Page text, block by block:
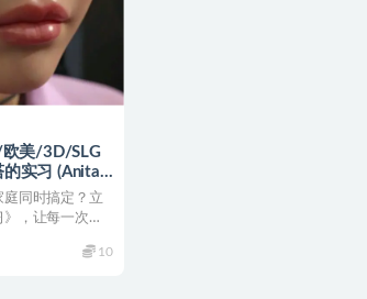
欧美/3D/SLG
实习 (Anita's
AI汉化版
游戏+2.8G
庭同时搞定？立
，让每一次选
10